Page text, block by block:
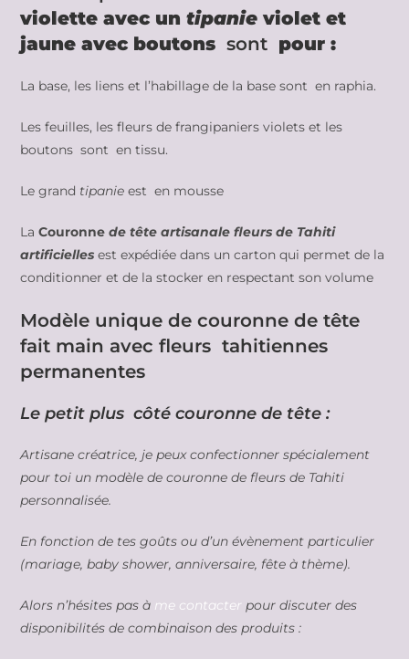
violette avec untipanie violet et
jaune avec boutons sont pour :
La base, les liens et l’habillage de la base sont en raphia.
Les feuilles, les fleurs de frangipaniers violets et les
boutons sont en tissu.
Le grand tipanie est en mousse
LaCouronnede tête artisanale fleurs de Tahiti
artificiellesest expédiée dans un carton qui permet de la
conditionner et de la stocker en respectant son volume
Modèle unique de couronne de tête
fait main avec fleurs tahitiennes
permanentes
Le petit plus côté couronne de tête :
Artisane créatrice, je peux confectionner spécialement
pour toi un modèle de couronne de fleurs de Tahiti
personnalisée.
En fonction de tes goûts ou d’un évènement particulier
(mariage, baby shower, anniversaire, fête à thème).
Alors n’hésites pas à me contacter pour discuter des
disponibilités de combinaison des produits :